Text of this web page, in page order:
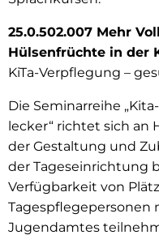
25.0.502.007 Mehr
Hülsenfrüchte in der
KiTa-Verpflegung –
Die Seminarreihe
lecker“ richtet sich an
der Gestaltung und
der Tageseinrichtung
Verfügbarkeit von
Tagespflegepersonen
Jugendamtes